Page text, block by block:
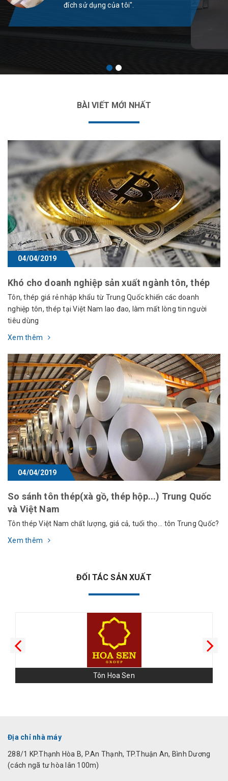
đích sử dụng của tôi".
BÀI VIẾT MỚI NHẤT
04/04/2019
Khó cho doanh nghiệp sản xuất ngành tôn, thép
Tôn, thép giá rẻ nhập khẩu từ Trung Quốc khiến các doanh
nghiệp tôn, thép tại Việt Nam lao đao, làm mất lòng tin người
tiêu dùng
Xem thêm
04/04/2019
So sánh tôn thép(xà gồ, thép hộp...) Trung Quốc
và Việt Nam
Tôn thép Việt Nam chất lượng, giá cả, tuổi thọ... tôn Trung Quốc?
Xem thêm
ĐỐI TÁC SẢN XUẤT
Tôn Hoa Sen
Địa chỉ nhà máy
288/1 KP.Thạnh Hòa B, P.An Thạnh, TP.Thuận An, Bình Dương
(cách ngã tư hòa lân 100m)